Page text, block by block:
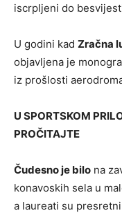
iscrpljeni do
U godini kad Zračna
objavljena je
iz prošlosti
U SPORTSKOM
PROČITAJTE
Čudesno je bilo na
konavoskih sela u
a laureati su